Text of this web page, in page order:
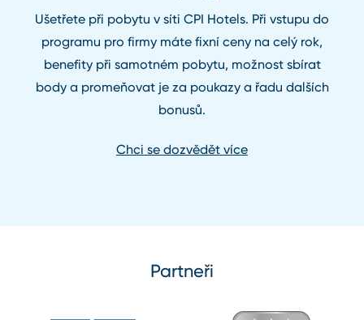
Ušetřete při pobytu v síti CPI Hotels. Při vstupu do
programu pro firmy máte fixní ceny na celý rok,
benefity při samotném pobytu, možnost sbírat
body a promeňovat je za poukazy a řadu dalších
bonusů.
Chci se dozvědět více
Partneři